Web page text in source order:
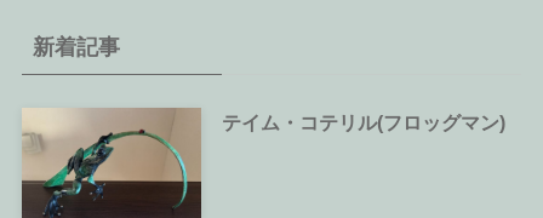
新着記事
テイム・コテリル(フロッグマン)